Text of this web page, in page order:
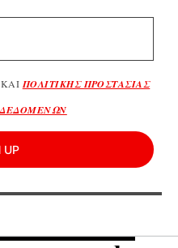
ΠΟΛΙΤΙΚΗΣ ΠΡΟΣΤΑΣΙΑΣ
UP